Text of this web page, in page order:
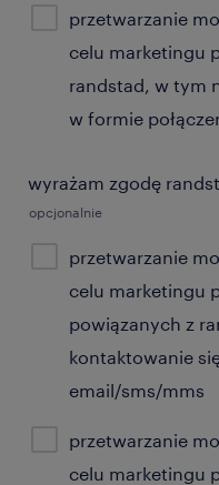
przetwarzanie
celu marketingu
randstad, w tym
w formie
wyrażam zgodę
opcjonalnie
przetwarzanie
celu marketingu
powiązanych z
kontaktowanie
email/sms/mms
przetwarzanie
celu marketingu